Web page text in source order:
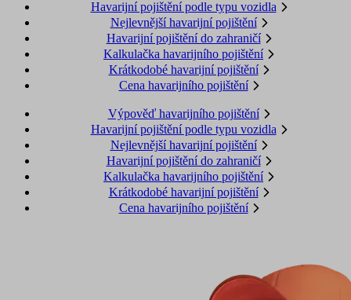
Havarijní pojištění podle typu vozidla
Nejlevnější havarijní pojištění
Havarijní pojištění do zahraničí
Kalkulačka havarijního pojištění
Krátkodobé havarijní pojištění
Cena havarijního pojištění
Výpověď havarijního pojištění
Havarijní pojištění podle typu vozidla
Nejlevnější havarijní pojištění
Havarijní pojištění do zahraničí
Kalkulačka havarijního pojištění
Krátkodobé havarijní pojištění
Cena havarijního pojištění